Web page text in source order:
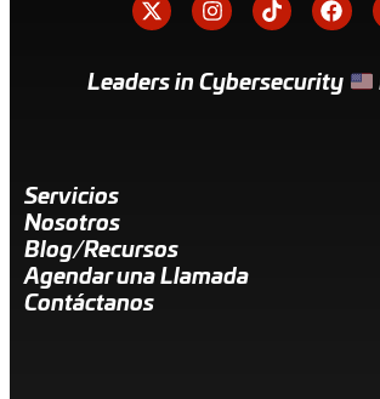
Leaders in Cybersecurity
Servicios
Nosotros
Blog/Recursos
Agendar una Llamada
Contáctanos